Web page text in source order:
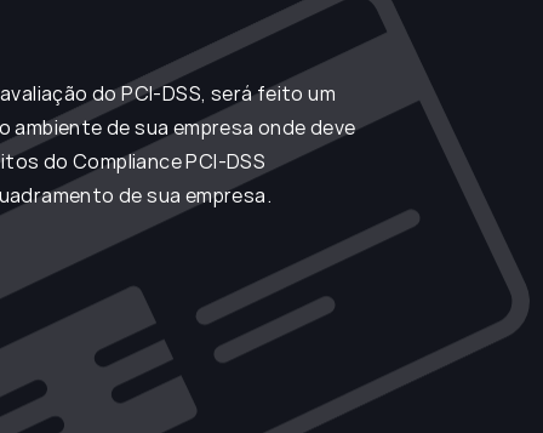
do PCI-DSS, será feito um
ambiente de sua empresa onde deve
do Compliance PCI-DSS
de sua empresa.